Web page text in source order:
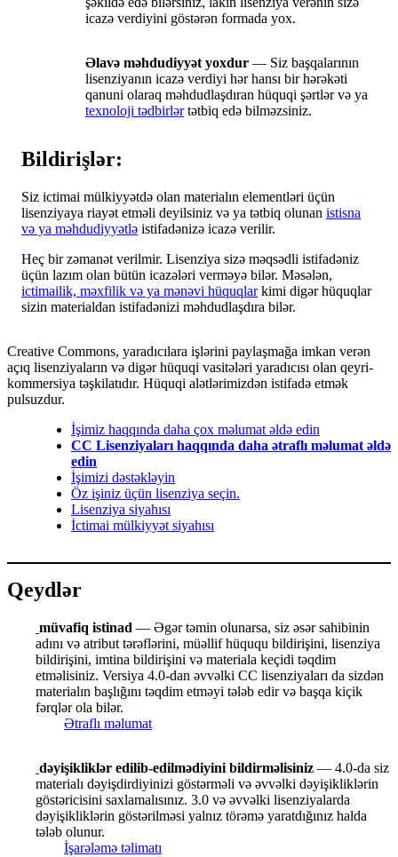
icazə verdiyini göstərən formada yox.
Əlavə məhdudiyyət yoxdur — Siz başqalarının
lisenziyanın icazə verdiyi hər hansı bir hərəkəti
qanuni olaraq məhdudlaşdıran hüquqi şərtlər və ya
texnoloji tədbirlərtətbiq edə bilməzsiniz.
Bildirişlər:
Siz ictimai mülkiyyətdə olan materialın elementləri üçün
lisenziyaya riayət etməli deyilsiniz və ya tətbiq olunan istisna
və ya məhdudiyyətlə istifadənizə icazə verilir.
Heç bir zəmanət verilmir. Lisenziya sizə məqsədli istifadəniz
üçün lazım olan bütün icazələri verməyə bilər. Məsələn,
ictimailik, məxfilik və ya mənəvi hüquqlarkimi digər hüquqlar
sizin materialdan istifadənizi məhdudlaşdıra bilər.
Creative Commons, yaradıcılara işlərini paylaşmağa imkan verən
açıq lisenziyaların və digər hüquqi vasitələri yaradıcısı olan qeyri-
kommersiya təşkilatıdır. Hüquqi alətlərimizdən istifadə etmək
pulsuzdur.
İşimiz haqqında daha çox məlumat əldə edin
CC Lisenziyaları haqqında daha ətraflı məlumat əldə
edin
İşimizi dəstəkləyin
Öz işiniz üçün lisenziya seçin.
Lisenziya siyahısı
İctimai mülkiyyət siyahısı
Qeydlər
müvafiq istinad — Əgər təmin olunarsa, siz əsər sahibinin
adını və atribut tərəflərini, müəllif hüququ bildirişini, lisenziya
bildirişini, imtina bildirişini və materiala keçidi təqdim
etməlisiniz. Versiya 4.0-dan əvvəlki CC lisenziyaları da sizdən
materialın başlığını təqdim etməyi tələb edir və başqa kiçik
fərqlər ola bilər.
Ətraflı məlumat
dəyişikliklər edilib-edilmədiyini bildirməlisiniz — 4.0-da siz
materialı dəyişdirdiyinizi göstərməli və əvvəlki dəyişikliklərin
göstəricisini saxlamalısınız. 3.0 və əvvəlki lisenziyalarda
dəyişikliklərin göstərilməsi yalnız törəmə yaratdığınız halda
tələb olunur.
İşarələmə təlimatı